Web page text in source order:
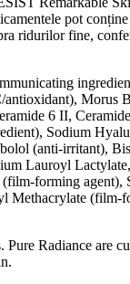
pot
ridurilor fine,
antioxidant), Morus
6 II,
Sodium
(anti-irritant),
Lauroyl
forming agent),
Methacrylate (film-
Radiance are